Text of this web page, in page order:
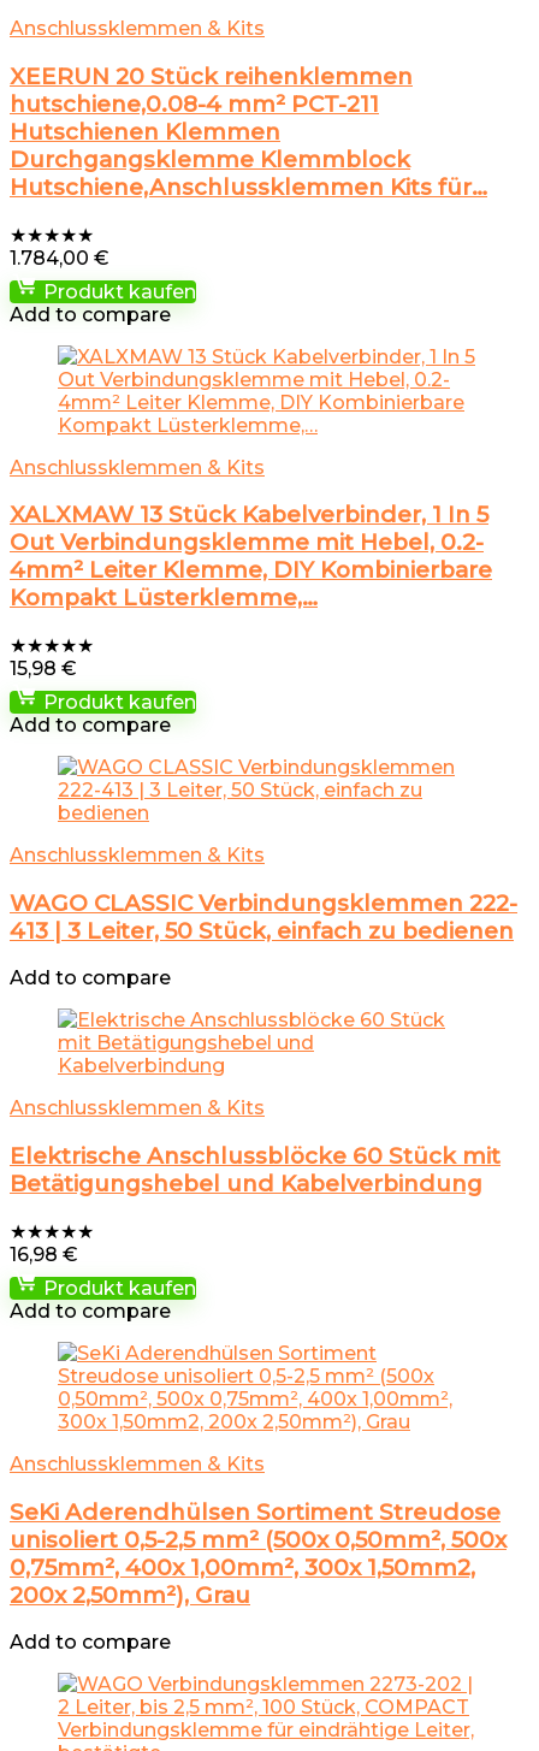
Anschlussklemmen & Kits
XEERUN 20 Stück reihenklemmen
hutschiene,0.08-4 mm² PCT-211
Hutschienen Klemmen
Durchgangsklemme Klemmblock
Hutschiene,Anschlussklemmen Kits für…
★★★★★
1.784,00 €
Produkt kaufen
Add to compare
Anschlussklemmen & Kits
XALXMAW 13 Stück Kabelverbinder, 1 In 5
Out Verbindungsklemme mit Hebel, 0.2-
4mm² Leiter Klemme, DIY Kombinierbare
Kompakt Lüsterklemme,…
★★★★★
15,98 €
Produkt kaufen
Add to compare
Anschlussklemmen & Kits
WAGO CLASSIC Verbindungsklemmen 222-
413 | 3 Leiter, 50 Stück, einfach zu bedienen
Add to compare
Anschlussklemmen & Kits
Elektrische Anschlussblöcke 60 Stück mit
Betätigungshebel und Kabelverbindung
★★★★★
16,98 €
Produkt kaufen
Add to compare
Anschlussklemmen & Kits
SeKi Aderendhülsen Sortiment Streudose
unisoliert 0,5-2,5 mm² (500x 0,50mm², 500x
0,75mm², 400x 1,00mm², 300x 1,50mm2,
200x 2,50mm²), Grau
Add to compare